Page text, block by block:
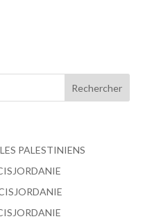
PALESTINIENS